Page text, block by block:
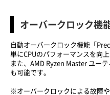
オーバークロック機
自動オーバークロック機能「
単にCPUのパフォーマンスを向
また、AMD Ryzen Master ユー
も可能です。
※オーバークロックによる故障